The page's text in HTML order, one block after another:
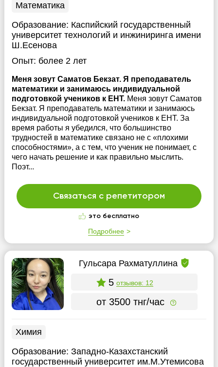
Математика
Образование: Каспийский государственный
университет технологий и инжиниринга имени
Ш.Есенова
Опыт: более 2 лет
Меня зовут Саматов Бекзат. Я преподаватель
математики и занимаюсь индивидуальной
подготовкой учеников к ЕНТ. Меня зовут Саматов
Бекзат. Я преподаватель математики и занимаюсь
индивидуальной подготовкой учеников к ЕНТ. За
время работы я убедился, что большинство
трудностей в математике связано не с «плохими
способностями», а с тем, что ученик не понимает, с
чего начать решение и как правильно мыслить.
Поэт...
Связаться с репетитором
это бесплатно
Подробнее
Гульсара Рахматуллина
5 отзывов: 12
от 3500 тнг/час
Химия
Образование: Западно-Казахстанский
государственный университет им.М.Утемисова